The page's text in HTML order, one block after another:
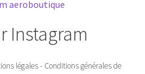
Instagram
légales- Conditions générales de